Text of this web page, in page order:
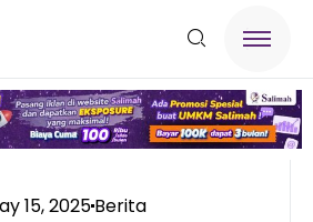
15, 2025Berita